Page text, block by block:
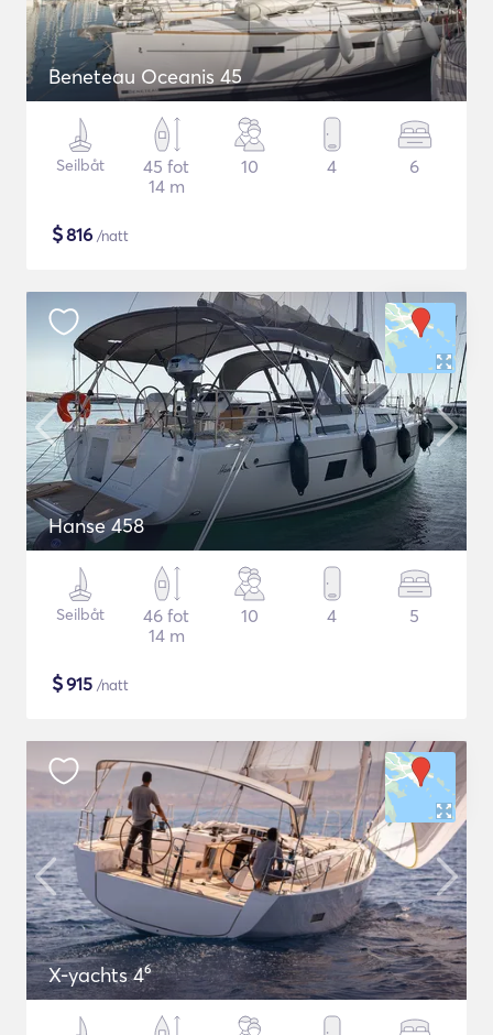
Beneteau Oceanis 45
Seilbåt
45 fot
14 m
10 4 6
$816 /natt
Hanse 458
Seilbåt
46 fot
14 m
10 4 5
$915 /natt
X-yachts 4⁶